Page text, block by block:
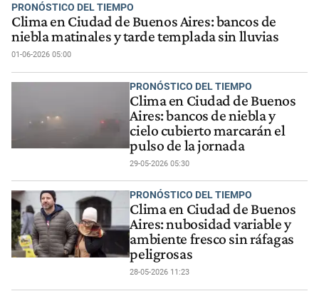
PRONÓSTICO DEL TIEMPO
Clima en Ciudad de Buenos Aires: bancos de
niebla matinales y tarde templada sin lluvias
01-06-2026 05:00
PRONÓSTICO DEL TIEMPO
Clima en Ciudad de Buenos
Aires: bancos de niebla y
cielo cubierto marcarán el
pulso de la jornada
29-05-2026 05:30
PRONÓSTICO DEL TIEMPO
Clima en Ciudad de Buenos
Aires: nubosidad variable y
ambiente fresco sin ráfagas
peligrosas
28-05-2026 11:23